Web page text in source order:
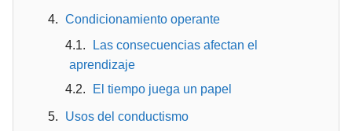
Condicionamiento operante
Las consecuencias afectan el
aprendizaje
El tiempo juega un papel
Usos del conductismo